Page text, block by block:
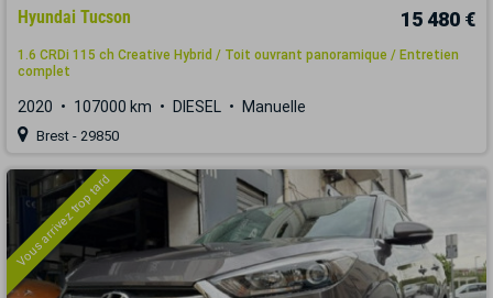
Hyundai Tucson 15 480 €
1.6 CRDi 115 ch Creative Hybrid / Toit ouvrant panoramique / Entretien
complet
2020 107000 km DIESEL Manuelle
Brest - 29850
Vous arrivez trop tard